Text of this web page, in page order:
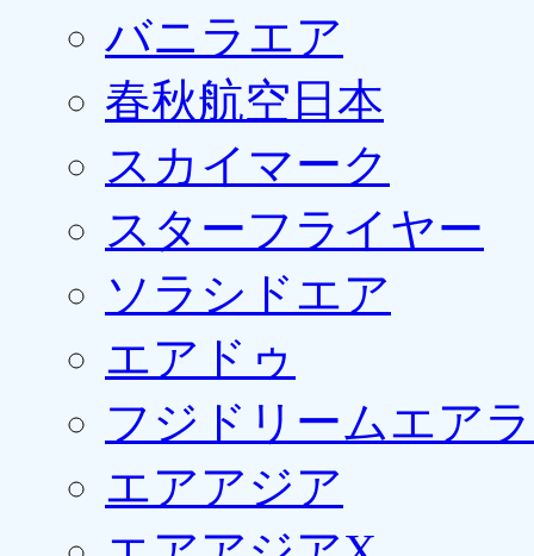
バニラエア
春秋航空日本
スカイマーク
スターフライヤー
ソラシドエア
エアドゥ
フジドリームエア
エアアジア